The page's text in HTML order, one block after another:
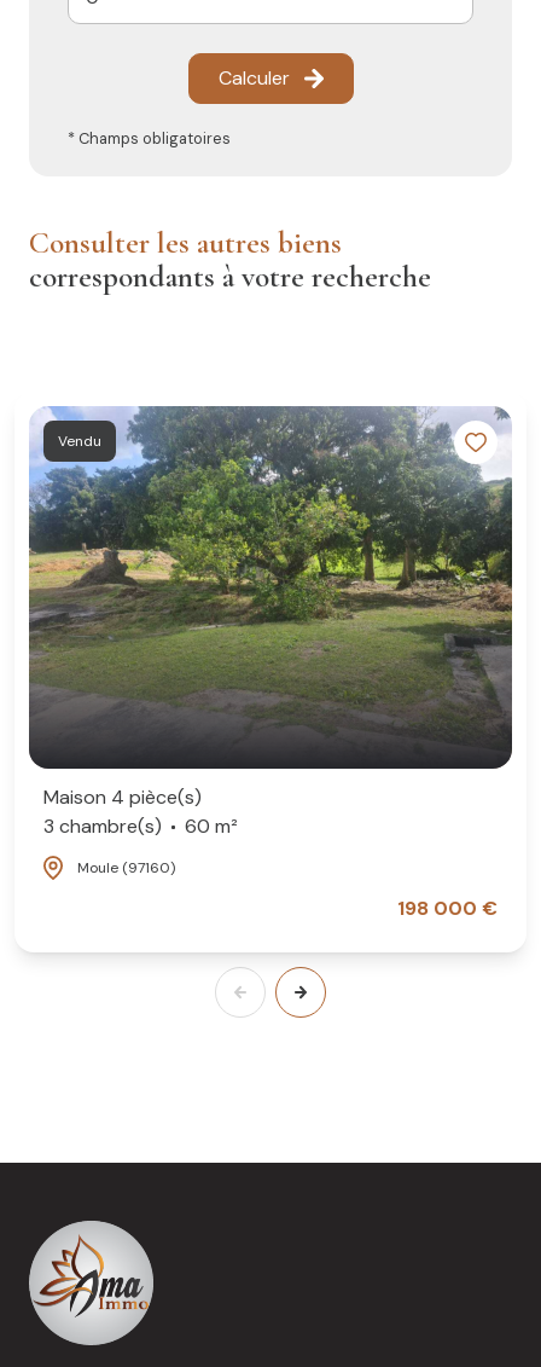
Calculer
* Champs obligatoires
consulter les autres biens
correspondants à votre recherche
Vendu
Maison 4 pièce(s)
3 chambre(s)
60 m²
Moule (97160)
198 000 €